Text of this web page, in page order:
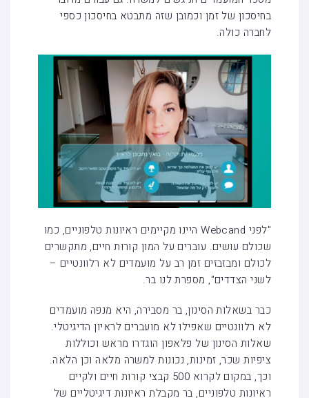
בחיסכון של זמן וכמובן שזה מתבטא בחיסכון כספי
לחברה כולה.
"לפני Webcand היינו מקיימים ראיונות טלפוניים, כמו
שכולם עושים. עוברים על המון קורות חיים, מתקשרים
לכולם ומבזבזים זמן רב על מועמדים לא רלוונטיים –
לשני הצדדים", מספרת לנו בר.
כבר בשאלות הסינון, בר מסבירה, היא מנפה מועמדים
לא רלוונטיים שאפילו לא מועברים לראיון הדיגיטלי.
שאלות הסינון של פלאפון הוגדרו מראש וכוללות
ציפיות שכר, זמינות, נכונות למשרה מלאה וכן הלאה.
וכך, במקום לקרוא 500 קבצי קורות חיים ולקיים
ראיונות טלפוניים, בר מקבלת ראיונות דיגיטליים של